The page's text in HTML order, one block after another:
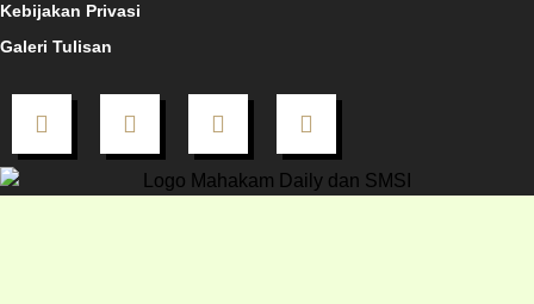
Kebijakan Privasi
Galeri Tulisan